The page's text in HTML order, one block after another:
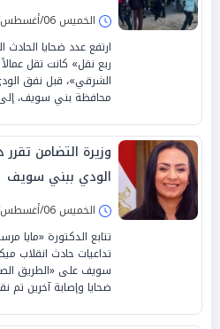
الخميس 06/أغسطس/2026 - 07:29 م
ارتفع عدد ضحايا الحادث
ربع نقل» كانت تقل
الشرقي»، قبل نفق
محافظة بني سويف، إلى «7 وفيات و7
وزيرة التضامن
الودي ببني سويف
الخميس 06/أغسطس/2026 - 06:57 م
تتابع الدكتورة «مايا
تداعيات حادث انقلاب
سويف على «الطريق
ضحايا وإصابة آخرين